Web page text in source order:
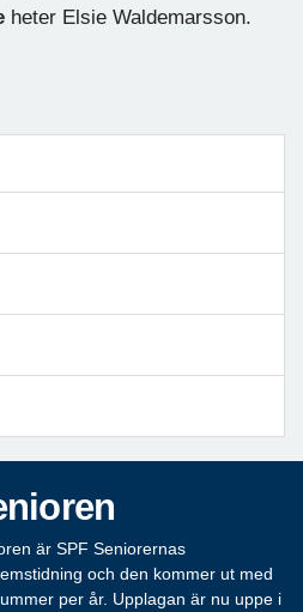
heter Elsie Waldemarsson.
är SPF Seniorernas
och den kommer ut med
per år. Upplagan är nu uppe i